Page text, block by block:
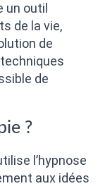
un outil
de la vie,
de
de
?
l’hypnose
aux idées